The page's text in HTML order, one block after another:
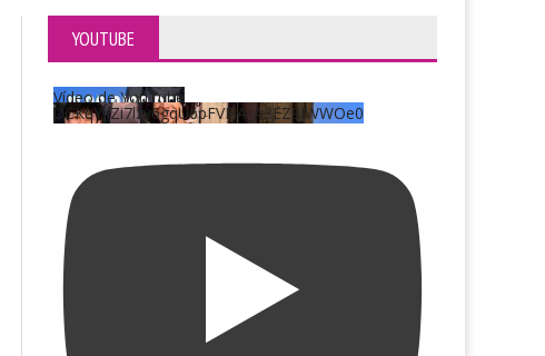
YOUTUBE
Vídeo de YouTube
UCKqYjiZi7lzy6gqU6pFVFiA_A3EZ9JWWOe0